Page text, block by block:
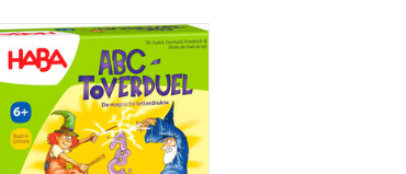
Abc-Toverduel
TOEVOEGEN AAN WINKELWAGEN